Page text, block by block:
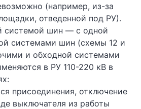
(например, из-за
отведенной под РУ).
системой шин — с одной
системами шин (схемы 12 и
и обходной системами
в РУ 110-220 кВ в
присоединения, отключение
выключателя из работы